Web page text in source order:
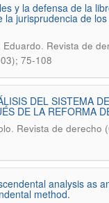
y la defensa de la
la jurisprudencia de
. Revista de
75-108
DEL SISTEMA
DE LA REFORMA
. Revista de derecho
analysis as
method.